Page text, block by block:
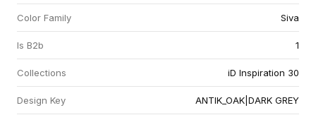
Color Family Siva
Is B2b 1
Collections iD Inspiration 30
Design Key ANTIK_OAK|DARK GREY